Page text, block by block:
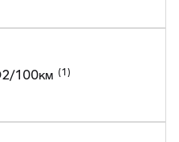
100км